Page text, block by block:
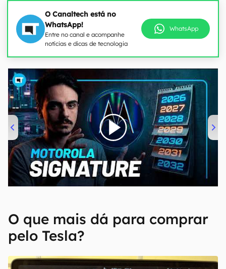
O Canaltech está no
WhatsApp!
Entre no canal e acompanhe
notícias e dicas de tecnologia
WhatsApp
00:00/20:46
O que mais dá para comprar
pelo Tesla?